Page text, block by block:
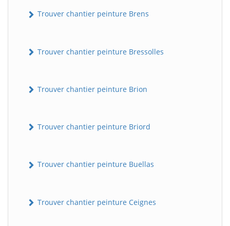
Trouver chantier peinture Brens
Trouver chantier peinture Bressolles
Trouver chantier peinture Brion
Trouver chantier peinture Briord
Trouver chantier peinture Buellas
Trouver chantier peinture Ceignes